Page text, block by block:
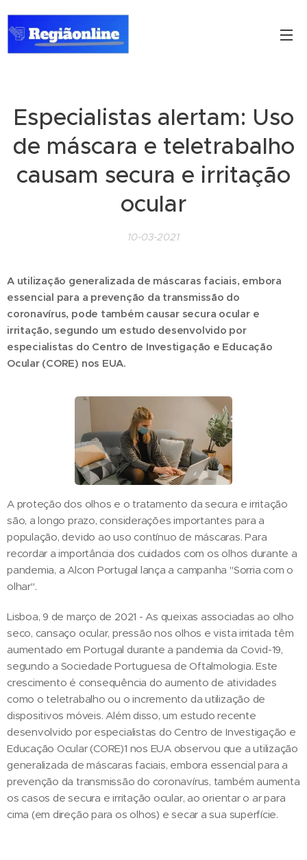
Especialistas alertam: Uso
de máscara e teletrabalho
causam secura e irritação
ocular
10-03-2021
A utilização generalizada de máscaras faciais, embora
essencial para a prevenção da transmissão do
coronavírus, pode também causar secura ocular e
irritação, segundo um estudo desenvolvido por
especialistas do Centro de Investigação e Educação
Ocular (CORE) nos EUA.
A proteção dos olhos e o tratamento da secura e irritação
são, a longo prazo, considerações importantes para a
população, devido ao uso contínuo de máscaras. Para
recordar a importância dos cuidados com os olhos durante a
pandemia, a Alcon Portugal lança a campanha "Sorria com o
olhar".
Lisboa, 9 de março de 2021 - As queixas associadas ao olho
seco, cansaço ocular, pressão nos olhos e vista irritada têm
aumentado em Portugal durante a pandemia da Covid-19,
segundo a Sociedade Portuguesa de Oftalmologia. Este
crescimento é consequência do aumento de atividades
como o teletrabalho ou o incremento da utilização de
dispositivos móveis. Além disso, um estudo recente
desenvolvido por especialistas do Centro de Investigação e
Educação Ocular (CORE)1 nos EUA observou que a utilização
generalizada de máscaras faciais, embora essencial para a
prevenção da transmissão do coronavírus, também aumenta
os casos de secura e irritação ocular, ao orientar o ar para
cima (em direção para os olhos) e secar a sua superfície.